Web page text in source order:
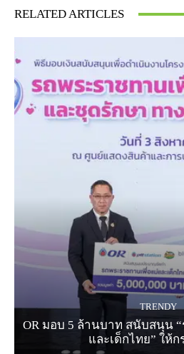
RELATED ARTICLES
TRENDY
OR มอบ 5 ล้านบาท สนับสนุน
และเด็กไทย” ให้